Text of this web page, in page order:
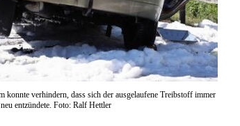
konnte verhindern, dass sich der ausgelaufene Treibstoff immer
entzündete. Foto: Ralf Hettler